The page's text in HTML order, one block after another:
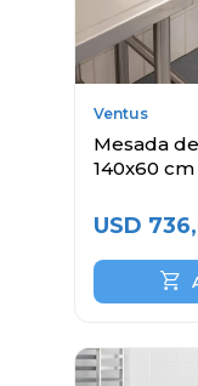
Ventus
Mesada
140x60
USD